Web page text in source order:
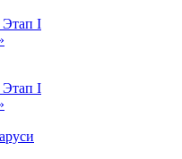
Этап I
Этап I